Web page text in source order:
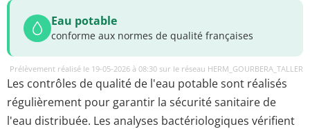
Eau potable
conforme aux normes de qualité françaises
Prélèvement réalisé le 19-05-2026 à 08:30 sur le réseau HERM_GOURBERA_TALLER
Les contrôles de qualité de l'eau potable sont réalisés
régulièrement pour garantir la sécurité sanitaire de
l'eau distribuée. Les analyses bactériologiques vérifient